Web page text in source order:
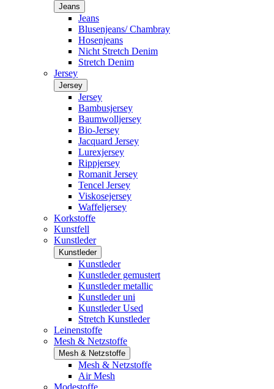
Jeans
Jeans
Blusenjeans/ Chambray
Hosenjeans
Nicht Stretch Denim
Stretch Denim
Jersey
Jersey
Jersey
Bambusjersey
Baumwolljersey
Bio-Jersey
Jacquard Jersey
Lurexjersey
Rippjersey
Romanit Jersey
Tencel Jersey
Viskosejersey
Waffeljersey
Korkstoffe
Kunstfell
Kunstleder
Kunstleder
Kunstleder
Kunstleder gemustert
Kunstleder metallic
Kunstleder uni
Kunstleder Used
Stretch Kunstleder
Leinenstoffe
Mesh & Netzstoffe
Mesh & Netzstoffe
Mesh & Netzstoffe
Air Mesh
Modestoffe